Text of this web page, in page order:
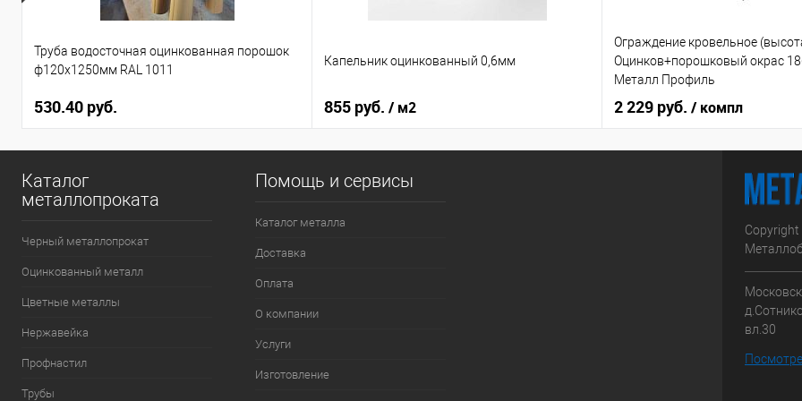
Труба водосточная оцинкованная порошок
ф120х1250мм RAL 1011
530.40 руб.
Капельник оцинкованный 0,6мм
855 руб. / м2
Ограждение кровельное
Оцинков+порошковый окрас
Металл Профиль
2 229 руб. / компл
Каталог
металлопроката
Черный металлопрокат
Оцинкованный металл
Цветные металлы
Нержавейка
Профнастил
Трубы
Помощь и сервисы
Каталог металла
Доставка
Оплата
О компании
Услуги
Изготовление
вл.30